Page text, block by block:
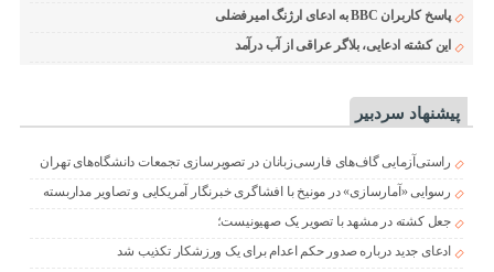
پاسخ کاربران BBC به ادعای ارژنگ امیرفضلی
این کشته ادعایی، بلاگر عراقی از آب درآمد
پیشنهاد سردبیر
راستی‌آزمایی گاف‌های فارسی‌زبانان در تصویرسازی تجمعات دانشگاه‌های تهران
رسوایی «آمارسازی» در مونیخ با افشاگری خبرنگار آمریکایی و تصاویر مداربسته
جعل کشته در مشهد با تصویر یک صهیونیست؛
ادعای جدید درباره صدور حکم اعدام برای یک ورزشکار تکذیب شد